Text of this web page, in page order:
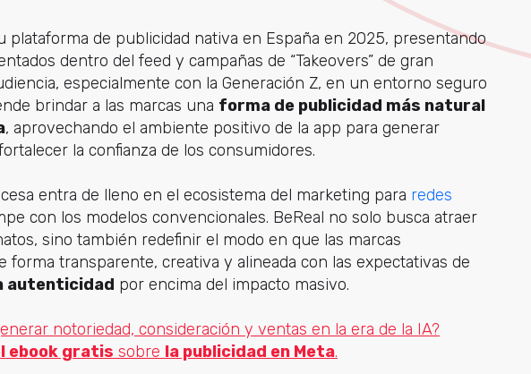
plataforma de publicidad nativa en España en 2025, presentando
dentro del feed y campañas de “Takeovers” de gran
especialmente con la Generación Z, en un entorno seguro
brindar a las marcas una forma de publicidad más natural
, aprovechando el ambiente positivo de la app para generar
la confianza de los consumidores.
entra de lleno en el ecosistema del marketing para redes
con los modelos convencionales. BeReal no solo busca atraer
sino también redefinir el modo en que las marcas
forma transparente, creativa y alineada con las expectativas de
autenticidad por encima del impacto masivo.
notoriedad, consideración y ventas en la era de la IA?
ebook gratis sobre la publicidad en Meta.